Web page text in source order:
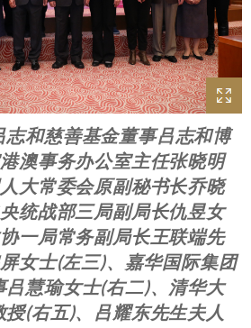
志和慈善基金董事吕志和博
澳事务办公室主任张晓明
大常委会原副秘书长乔晓
统战部三局副局长仇昱女
一局常务副局长王联端先
女士(左三)、嘉华国际集团
慧瑜女士(右二)、清华大
(右五)、吕耀东先生夫人